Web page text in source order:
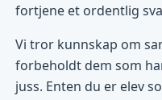
fortjene et ordentlig
Vi tror kunnskap om
forbeholdt dem som
juss. Enten du er elev